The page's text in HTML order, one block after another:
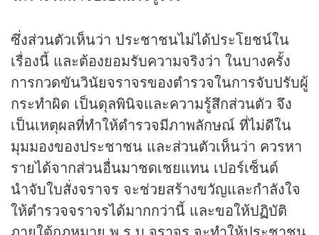
ซึ่งส่วนตัวเห็นว่า ประชาชนไม่ได้ประโยชน์ใน
เรื่องนี้ และต้องยอมรับความจริงว่า ในบางครั้ง
การกวดขันวินัยจราจรของตำรวจในการจับปรับผู้
กระทำผิด เป็นดุลพินิจและความรู้สึกส่วนตัว จึง
เป็นเหตุผลที่ทำให้ตำรวจมีภาพลักษณ์ ที่ไม่ดีใน
มุมมองของประชาชน และส่วนตัวเห็นว่า ควรหา
รายได้จากส่วนอื่นมาชดเชยแทน เปอร์เซ็นต์
นำจับใบสั่งจราจร จะช่วยสร้างขวัญและกำลังใจ
ให้ตำรวจจราจรได้มากกว่านี้ และขอให้ปฏิบัติ